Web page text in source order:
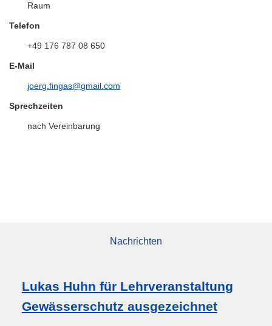
Raum
Telefon
+49 176 787 08 650
E-Mail
joerg.fingas@gmail.com
Sprechzeiten
nach Vereinbarung
Nachrichten
Lukas Huhn für Lehrveranstaltung
Gewässerschutz ausgezeichnet